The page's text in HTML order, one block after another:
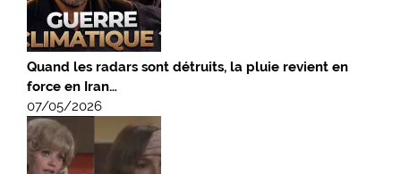
Quand les radars sont détruits, la pluie revient en
force en Iran…
07/05/2026